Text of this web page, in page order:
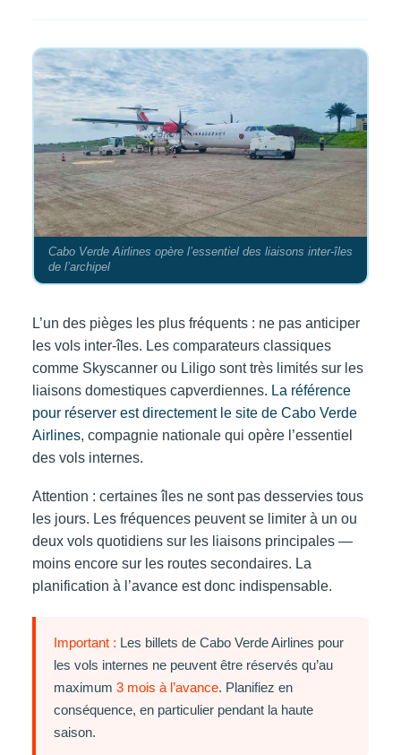
Cabo Verde Airlines opère l’essentiel des liaisons inter-îles
de l’archipel
L’un des pièges les plus fréquents : ne pas anticiper
les vols inter-îles. Les comparateurs classiques
comme Skyscanner ou Liligo sont très limités sur les
liaisons domestiques capverdiennes. La référence
pour réserver est directement le site de Cabo Verde
Airlines, compagnie nationale qui opère l’essentiel
des vols internes.
Attention : certaines îles ne sont pas desservies tous
les jours. Les fréquences peuvent se limiter à un ou
deux vols quotidiens sur les liaisons principales —
moins encore sur les routes secondaires. La
planification à l’avance est donc indispensable.
Important : Les billets de Cabo Verde Airlines pour
les vols internes ne peuvent être réservés qu’au
maximum 3 mois à l’avance. Planifiez en
conséquence, en particulier pendant la haute
saison.